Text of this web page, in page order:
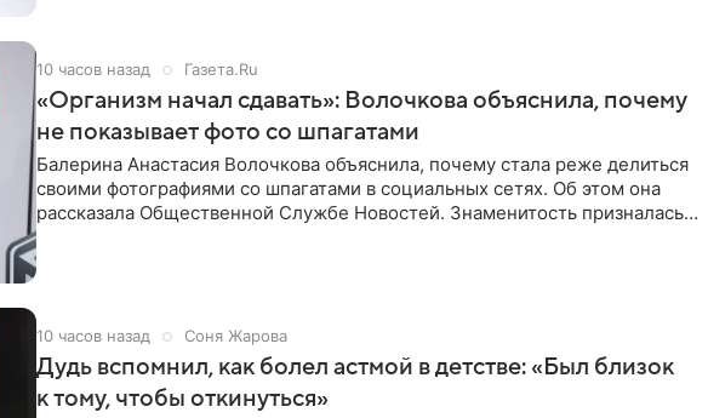
10 часов назад Газета.Ru
«Организм начал сдавать»: Волочкова объяснила, почему
не показывает фото со шпагатами
Балерина Анастасия Волочкова объяснила, почему стала реже делиться
своими фотографиями со шпагатами в социальных сетях. Об этом она
рассказала Общественной Службе Новостей. Знаменитость призналась,
10 часов назад Соня Жарова
Дудь вспомнил, как болел астмой в детстве: «Был близок
к тому, чтобы откинуться»